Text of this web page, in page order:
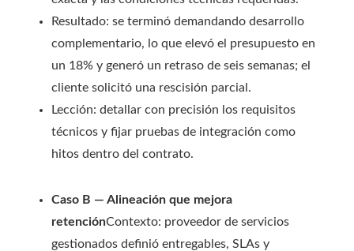
Resultado: se terminó demandando desarrollo
complementario, lo que elevó el presupuesto en
un 18% y generó un retraso de seis semanas; el
cliente solicitó una rescisión parcial.
Lección: detallar con precisión los requisitos
técnicos y fijar pruebas de integración como
hitos dentro del contrato.
Caso B — Alineación que mejora
retenciónContexto: proveedor de servicios
gestionados definió entregables, SLAs y